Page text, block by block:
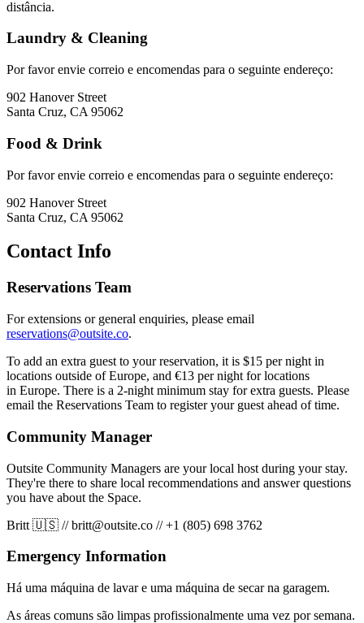
distância.
Laundry & Cleaning
Por favor envie correio e encomendas para o seguinte endereço:
902 Hanover Street
Santa Cruz, CA 95062
Food & Drink
Por favor envie correio e encomendas para o seguinte endereço:
902 Hanover Street
Santa Cruz, CA 95062
Contact Info
Reservations Team
For extensions or general enquiries, please email
reservations@outsite.co.
To add an extra guest to your reservation, it is $15 per night in
locations outside of Europe, and €13 per night for locations
in Europe. There is a 2-night minimum stay for extra guests. Please
email the Reservations Team to register your guest ahead of time.
Community Manager
Outsite Community Managers are your local host during your stay.
They're there to share local recommendations and answer questions
you have about the Space.
Britt 🇺🇸 //britt@outsite.co //+1 (805) 698 3762
Emergency Information
Há uma máquina de lavar e uma máquina de secar na garagem.
As áreas comuns são limpas profissionalmente uma vez por semana.